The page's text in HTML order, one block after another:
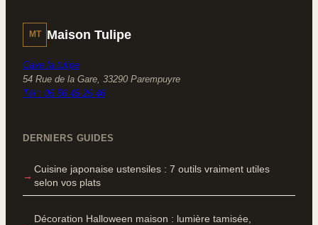
MT Maison Tulipe
Cave la tulipe
54 Rue de la Gare, 33290 Parempuyre
Tél : 05 56 45 25 46
DERNIERS GUIDES
Cuisine japonaise ustensiles : 7 outils vraiment utiles
selon vos plats
Décoration Halloween maison : lumière tamisée,